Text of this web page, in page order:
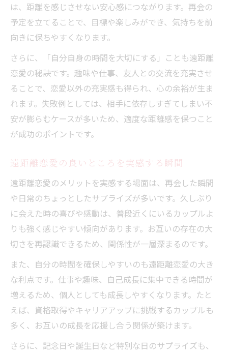
は、距離を感じさせない安心感につながります。再会の
予定を立てることで、目標や楽しみができ、気持ちを前
向きに保ちやすくなります。
さらに、「自分自身の時間を大切にする」ことも遠距離
恋愛の秘訣です。趣味や仕事、友人との交流を充実させ
ることで、恋愛以外の充実感も得られ、心の余裕が生ま
れます。失敗例としては、相手に依存しすぎてしまい不
安が膨らむケースが多いため、適度な距離感を保つこと
が成功のポイントです。
遠距離恋愛の良いところを実感する瞬間
遠距離恋愛のメリットを実感する場面は、再会した瞬間
や日常のちょっとしたサプライズが多いです。久しぶり
に会えた時の喜びや感動は、普段近くにいるカップルよ
りも強く感じやすい傾向があります。お互いの存在の大
切さを再認識できるため、関係性が一層深まるのです。
また、自分の時間を確保しやすいのも遠距離恋愛の大き
な利点です。仕事や趣味、自己成長に集中できる時間が
増えるため、個人としても成長しやすくなります。たと
えば、資格取得やキャリアアップに挑戦するカップルも
多く、お互いの成長を応援し合う関係が築けます。
さらに、記念日や誕生日など特別な日のサプライズも、